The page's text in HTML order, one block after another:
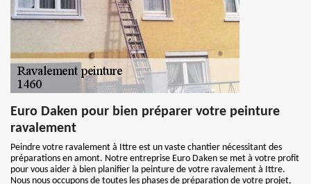
Euro Daken pour bien préparer votre peinture
ravalement
Peindre votre ravalement à Ittre est un vaste chantier nécessitant des
préparations en amont. Notre entreprise Euro Daken se met à votre profit
pour vous aider à bien planifier la peinture de votre ravalement à Ittre.
Nous nous occupons de toutes les phases de préparation de votre projet,